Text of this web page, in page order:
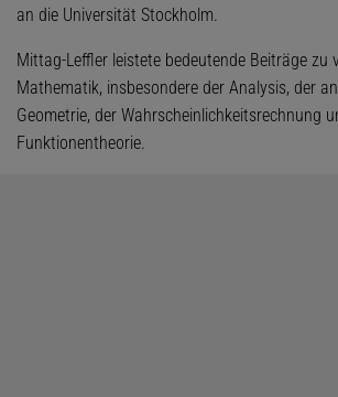
an die Universität Stockholm.
Mittag-Leffler leistete bedeutende Beiträge zu
Mathematik, insbesondere der Analysis, der
Geometrie, der Wahrscheinlichkeitsrechnung
Funktionentheorie.